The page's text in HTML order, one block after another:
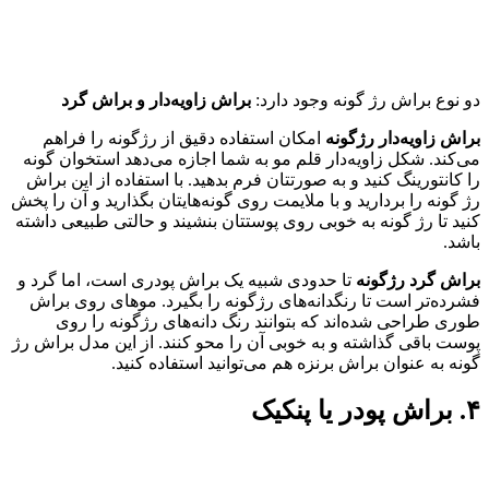
دو نوع براش رژ گونه وجود دارد: براش زاویه‌دار و براش گرد
براش زاویه‌دار رژگونه امکان استفاده دقیق از رژگونه را فراهم
می‌کند. شکل زاویه‌دار قلم مو به شما اجازه می‌دهد استخوان گونه
را کانتورینگ کنید و به صورتتان فرم بدهید. با استفاده از این براش
رژ گونه را بردارید و با ملایمت روی گونه‌هایتان بگذارید و آن‌ را پخش
کنید تا رژ گونه به خوبی روی پوستتان بنشیند و حالتی طبیعی داشته
باشد.
براش گرد رژگونه تا حدودی شبیه یک براش پودری است، اما گرد و
فشرده‌تر است تا رنگدانه‌های رژگونه را بگیرد. موهای روی براش
طوری طراحی شده‌اند که بتوانند رنگ دانه‌های رژگونه را روی
پوست باقی گذاشته و به خوبی آن را محو کنند. از این مدل براش رژ
گونه به عنوان براش برنزه هم می‌توانید استفاده کنید.
۴. براش پودر یا پنکیک